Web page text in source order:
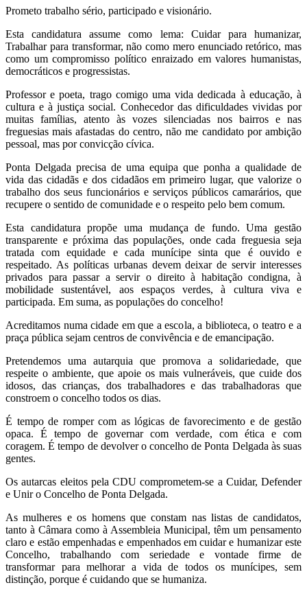
Prometo trabalho sério, participado e visionário.
Esta candidatura assume como lema: Cuidar para humanizar,
Trabalhar para transformar, não como mero enunciado retórico, mas
como um compromisso político enraizado em valores humanistas,
democráticos e progressistas.
Professor e poeta, trago comigo uma vida dedicada à educação, à
cultura e à justiça social. Conhecedor das dificuldades vividas por
muitas famílias, atento às vozes silenciadas nos bairros e nas
freguesias mais afastadas do centro, não me candidato por ambição
pessoal, mas por convicção cívica.
Ponta Delgada precisa de uma equipa que ponha a qualidade de
vida das cidadãs e dos cidadãos em primeiro lugar, que valorize o
trabalho dos seus funcionários e serviços públicos camarários, que
recupere o sentido de comunidade e o respeito pelo bem comum.
Esta candidatura propõe uma mudança de fundo. Uma gestão
transparente e próxima das populações, onde cada freguesia seja
tratada com equidade e cada munícipe sinta que é ouvido e
respeitado. As políticas urbanas devem deixar de servir interesses
privados para passar a servir o direito à habitação condigna, à
mobilidade sustentável, aos espaços verdes, à cultura viva e
participada. Em suma, as populações do concelho!
Acreditamos numa cidade em que a escola, a biblioteca, o teatro e a
praça pública sejam centros de convivência e de emancipação.
Pretendemos uma autarquia que promova a solidariedade, que
respeite o ambiente, que apoie os mais vulneráveis, que cuide dos
idosos, das crianças, dos trabalhadores e das trabalhadoras que
constroem o concelho todos os dias.
É tempo de romper com as lógicas de favorecimento e de gestão
opaca. É tempo de governar com verdade, com ética e com
coragem. É tempo de devolver o concelho de Ponta Delgada às suas
gentes.
Os autarcas eleitos pela CDU comprometem-se a Cuidar, Defender
e Unir o Concelho de Ponta Delgada.
As mulheres e os homens que constam nas listas de candidatos,
tanto à Câmara como à Assembleia Municipal, têm um pensamento
claro e estão empenhadas e empenhados em cuidar e humanizar este
Concelho, trabalhando com seriedade e vontade firme de
transformar para melhorar a vida de todos os munícipes, sem
distinção, porque é cuidando que se humaniza.